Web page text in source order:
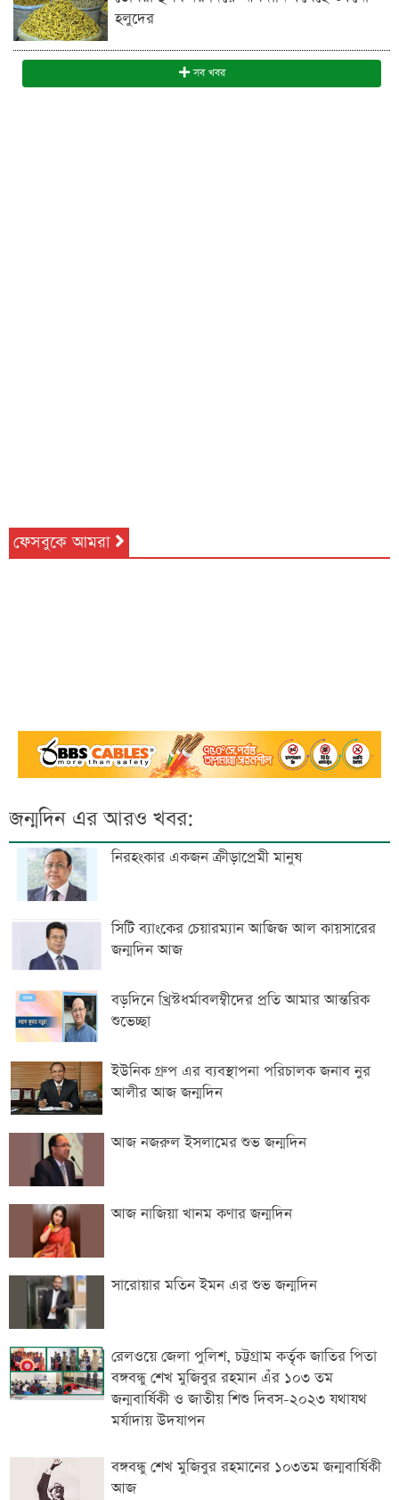
হলুদের
সব খবর
ফেসবুকে আমরা
জন্মদিন এর আরও খবর:
নিরহংকার একজন ক্রীড়াপ্রেমী মানুষ
সিটি ব্যাংকের চেয়ারম্যান আজিজ আল কায়সারের
জন্মদিন আজ
বড়দিনে খ্রিস্টধর্মাবলম্বীদের প্রতি আমার আন্তরিক
শুভেচ্ছা
ইউনিক গ্রুপ এর ব্যবস্থাপনা পরিচালক জনাব নুর
আলীর আজ জন্মদিন
আজ নজরুল ইসলামের শুভ জন্মদিন
আজ নাজিয়া খানম কণার জন্মদিন
সারোয়ার মতিন ইমন এর শুভ জন্মদিন
রেলওয়ে জেলা পুলিশ, চট্টগ্রাম কর্তৃক জাতির পিতা
বঙ্গবন্ধু শেখ মুজিবুর রহমান এঁর ১০৩ তম
জন্মবার্ষিকী ও জাতীয় শিশু দিবস-২০২৩ যথাযথ
মর্যাদায় উদযাপন
বঙ্গবন্ধু শেখ মুজিবুর রহমানের ১০৩তম জন্মবার্ষিকী
আজ